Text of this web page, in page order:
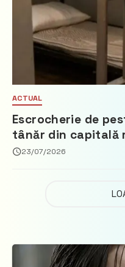
ACTUAL
Escrocherie de
tânăr din capitală
închisoare
23/07/2026